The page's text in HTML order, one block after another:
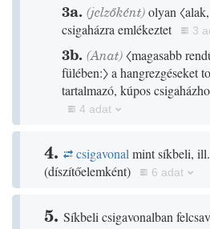
3a. (jelzőként)olyan
csigaházra emlékeztet
3
3b. (Anat)〈magasabb
fülében:〉a hangrezgéseket
tartalmazó, kúpos
4 adat
4. csigavonal mint síkbeli,
(díszítőelemként) 6 adat
5. Síkbeli csigavonalban